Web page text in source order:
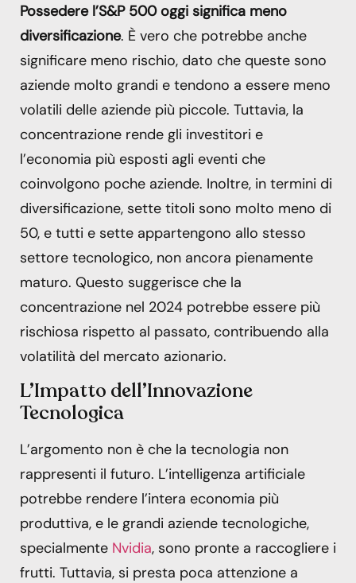
Possedere l’S&P 500 oggi significa meno
diversificazione. È vero che potrebbe anche
significare meno rischio, dato che queste sono
aziende molto grandi e tendono a essere meno
volatili delle aziende più piccole. Tuttavia, la
concentrazione rende gli investitori e
l’economia più esposti agli eventi che
coinvolgono poche aziende. Inoltre, in termini di
diversificazione, sette titoli sono molto meno di
50, e tutti e sette appartengono allo stesso
settore tecnologico, non ancora pienamente
maturo. Questo suggerisce che la
concentrazione nel 2024 potrebbe essere più
rischiosa rispetto al passato, contribuendo alla
volatilità del mercato azionario.
L’Impatto dell’Innovazione
Tecnologica
L’argomento non è che la tecnologia non
rappresenti il futuro. L’intelligenza artificiale
potrebbe rendere l’intera economia più
produttiva, e le grandi aziende tecnologiche,
specialmente Nvidia, sono pronte a raccogliere i
frutti. Tuttavia, si presta poca attenzione a